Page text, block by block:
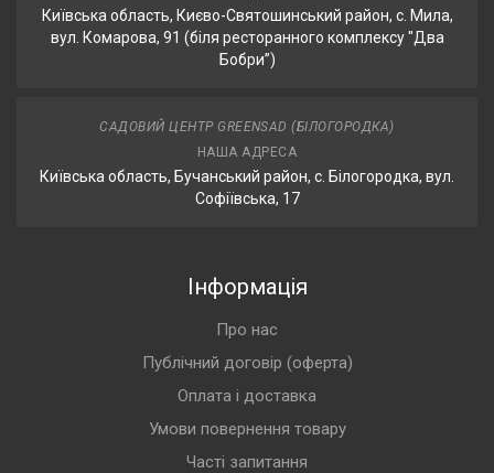
Київська область, Києво-Святошинський район, с. Мила,
вул. Комарова, 91 (біля ресторанного комплексу "Два
Бобри”)
САДОВИЙ ЦЕНТР GREENSAD (БІЛОГОРОДКА)
НАША АДРЕСА
Київська область, Бучанський район, с. Білогородка, вул.
Софіївська, 17
Інформація
Про нас
Публічний договір (оферта)
Оплата і доставка
Умови повернення товару
Часті запитання